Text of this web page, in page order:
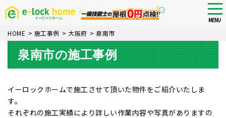
Skip
content
MENU
HOME > 施工事例 > 大阪府 > 泉南市
泉南市の施工事例
イーロックホームで施工させて頂いた物件をご紹介いたしま
す。
それぞれの施工実績により詳しい作業内容や写真がありますの